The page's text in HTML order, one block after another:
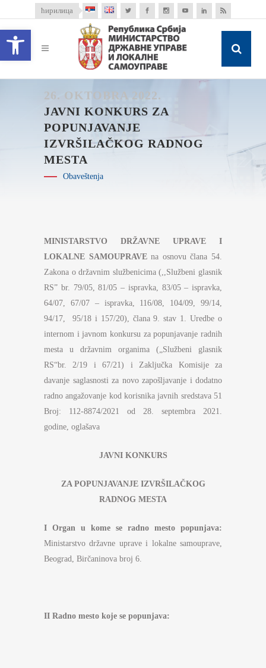
Open toolbar
ћирилица
26. OKTOBRA 2022.
JAVNI KONKURS ZA
POPUNJAVANJE
IZVRŠILAČKOG RADNOG
MESTA
Obaveštenja
MINISTARSTVO DRŽAVNE UPRAVE I
LOKALNE SAMOUPRAVEna osnovu člana 54.
Zakona o državnim službenicima (,,Službeni glasnik
RS” br. 79/05, 81/05 – ispravka, 83/05 – ispravka,
64/07, 67/07 – ispravka, 116/08, 104/09, 99/14,
94/17, 95/18 i 157/20), člana 9. stav 1. Uredbe o
internom i javnom konkursu za popunjavanje radnih
mesta u državnim organima („Službeni glasnik
RS“br. 2/19 i 67/21) i Zaključka Komisije za
davanje saglasnosti za novo zapošljavanje i dodatno
radno angažovanje kod korisnika javnih sredstava 51
Broj: 112-8874/2021 od 28. septembra 2021.
godine, oglašava
JAVNI KONKURS
ZA POPUNJAVANJE IZVRŠILAČKOG
RADNOG MESTA
I Organ u kome se radno mesto popunjava:
Ministarstvo državne uprave i lokalne samouprave,
Beograd, Birčaninova broj 6.
II Radno mesto koje se popunjava: